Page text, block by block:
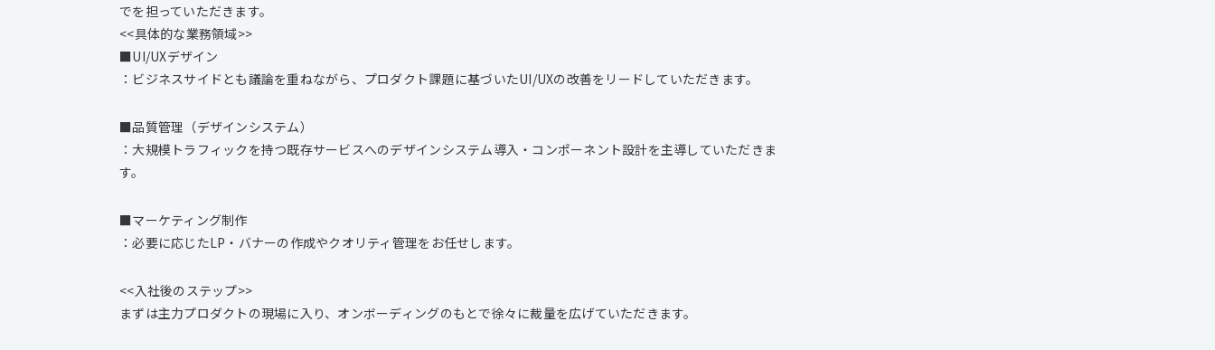
でを担っていただきます。
<<具体的な業務領域>>
■UI/UXデザイン
：ビジネスサイドとも議論を重ねながら、プロダクト課題に基づいたUI/UXの改善をリードしていただきます。
■品質管理（デザインシステム）
：大規模トラフィックを持つ既存サービスへのデザインシステム導入・コンポーネント設計を主導していただきま
す。
■マーケティング制作
：必要に応じたLP・バナーの作成やクオリティ管理をお任せします。
<<入社後のステップ>>
まずは主力プロダクトの現場に入り、オンボーディングのもとで徐々に裁量を広げていただきます。